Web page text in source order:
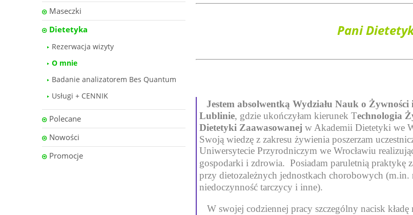
Maseczki
Dietetyka
Rezerwacja wizyty
O mnie
Badanie analizatorem Bes Quantum
Usługi + CENNIK
Polecane
Nowości
Promocje
Pani
Jestem absolwentką Wydziału Nauk o
Lublinie, gdzie ukończyłam kierunek Technologia
Dietetyki Zaawasowanej w Akademii Dietetyki we
Swoją wiedzę z zakresu żywienia poszerzam
Uniwersytecie Przyrodniczym we Wrocławiu
gospodarki i zdrowia. Posiadam paruletnią praktykę
przy dietozależnych jednostkach chorobowych (m.in.
niedoczynność tarczycy i inne).
W swojej codziennej pracy szczególny nacisk